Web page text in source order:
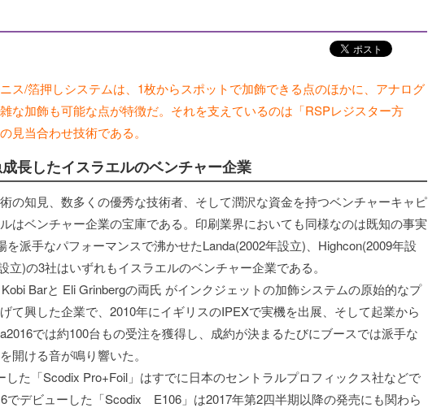
ス/箔押しシステムは、1枚からスポットで加飾できる点のほかに、アナログ
な加飾も可能な点が特徴だ。それを支えているのは「RSPレジスター方
見当合わせ技術である。
長したイスラエルのベンチャー企業
の知見、数多くの優秀な技術者、そして潤沢な資金を持つベンチャーキャピ
はベンチャー企業の宝庫である。印刷業界においても同様なのは既知の事実
を派手なパフォーマンスで沸かせたLanda(2002年設立)、Highcon(2009年設
立)の3社はいずれもイスラエルのベンチャー企業である。
Barと Eli Grinbergの両氏 がインクジェットの加飾システムの原始的なプ
て興した企業で、2010年にイギリスのIPEXで実機を出展、そして起業から
では約100台もの受注を獲得し、成約が決まるたびにブースでは派手な
開ける音が鳴り響いた。
した「Scodix Pro+Foil」はすでに日本のセントラルプロフィックス社などで
でデビューした「Scodix E106」は2017年第2四半期以降の発売にも関わら